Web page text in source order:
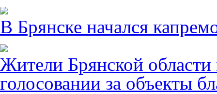
В Брянске начался
Жители Брянской области
голосовании за объекты